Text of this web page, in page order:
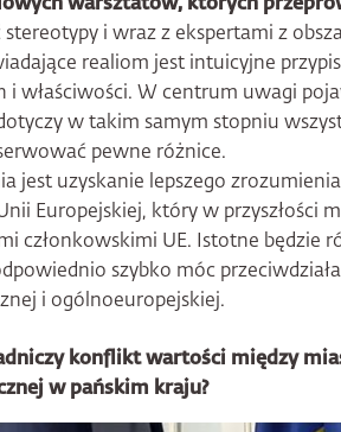
warsztatów, których
stereotypy i wraz z ekspertami z
realiom jest intuicyjne
i właściwości. W centrum uwagi
w takim samym stopniu
pewne różnice.
jest uzyskanie lepszego
Europejskiej, który w przyszłości
członkowskimi UE. Istotne
szybko móc
i ogólnoeuropejskiej.
konflikt wartości między
w pańskim kraju?